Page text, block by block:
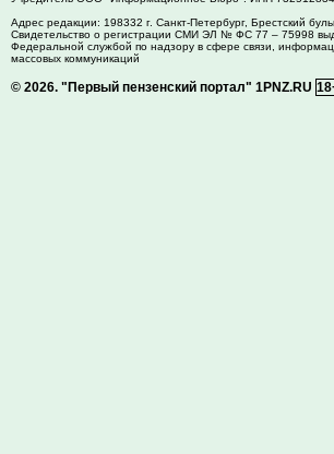
Адрес редакции: 198332 г. Санкт-Петербург, Брестский
Свидетельство о регистрации СМИ ЭЛ № ФС 77 – 75998
Федеральной службой по надзору в сфере связи,
массовых коммуникаций
© 2026. "Первый пензенский портал" 1PNZ.RU